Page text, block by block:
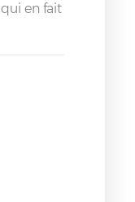
en fait